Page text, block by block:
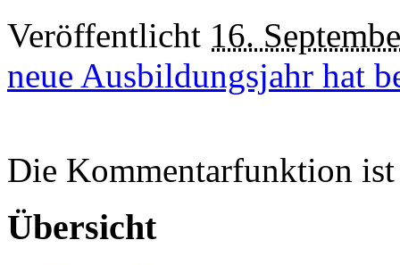
Veröffentlicht 16.
neue Ausbildungsjahr hat
Die Kommentarfunktion ist
Übersicht